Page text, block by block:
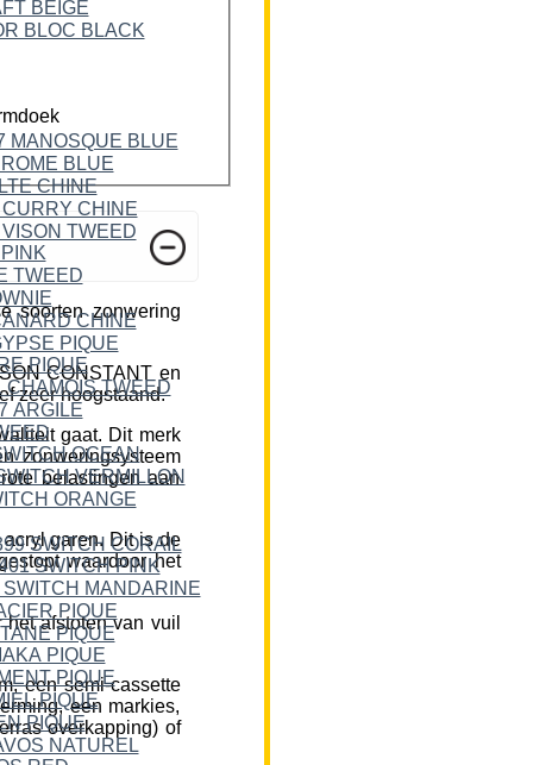
soorten zonwering
CONSTANT en
zeer hoogstaand.
gaat. Dit merk
zonweringsysteem
belastingen aan
garen. Dit is de
waardoor het
afstoten van vuil
een semi-cassette
een markies,
overkapping) of